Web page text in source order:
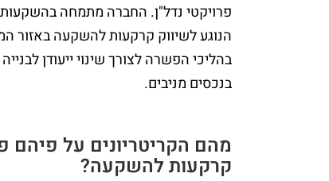
פרויקטי נדל"ן. החברה מתמחה
הנוגע לשיווק קרקעות להשקעה באזור
בהליכי הפשרה לצורך שינוי ייעודן
בנכסים מניבים.
מהם הקריטריונים על פיהם
קרקעות להשקעה?